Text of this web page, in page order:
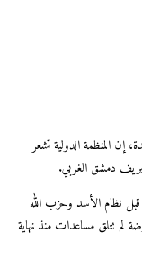
إن المنظمة الدولية تشعر
دمشق الغربي.
نظام الأسد وحزب الله
لم تتلق مساعدات منذ نهاية